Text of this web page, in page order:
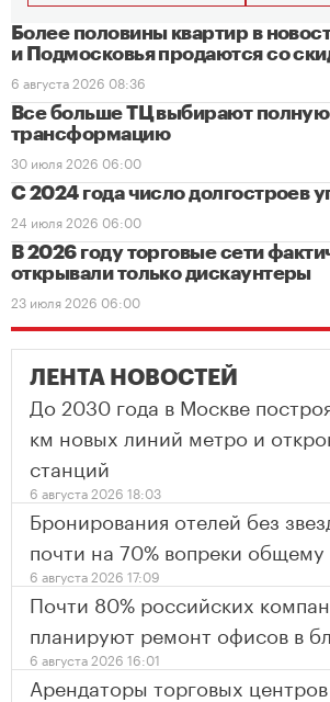
Более половины квартир в
и Подмосковья продаются со
6 августа 2026 08:36
Все больше ТЦ выбирают полную
трансформацию
30 июля 2026 06:00
С 2024 года число долгостроев
24 июля 2026 06:00
В 2026 году торговые сети
открывали только дискаунтеры
23 июля 2026 06:00
ЛЕНТА НОВОСТЕЙ
До 2030 года в Москве
км новых линий метро и
станций
6 августа 2026 18:03
Бронирования отелей без
почти на 70% вопреки
6 августа 2026 17:09
Почти 80% российских
планируют ремонт офисов в
6 августа 2026 16:01
Арендаторы торговых